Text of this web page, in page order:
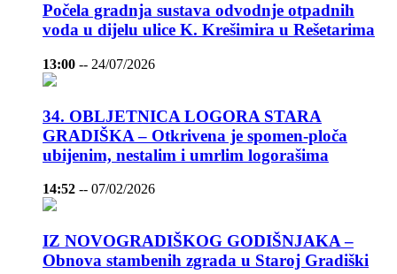
Počela gradnja sustava odvodnje otpadnih
voda u dijelu ulice K. Krešimira u Rešetarima
13:00 -- 24/07/2026
34. OBLJETNICA LOGORA STARA
GRADIŠKA – Otkrivena je spomen-ploča
ubijenim, nestalim i umrlim logorašima
14:52 -- 07/02/2026
IZ NOVOGRADIŠKOG GODIŠNJAKA –
Obnova stambenih zgrada u Staroj Gradiški